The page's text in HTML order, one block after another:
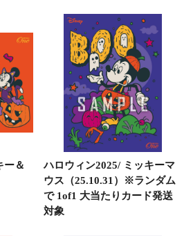
ー＆
ハロウィン2025/ ミッキーマ
ウス（25.10.31）※ランダム
で 1of1 大当たりカード発送
対象